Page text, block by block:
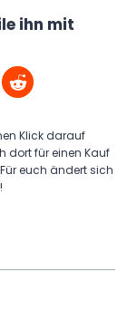
ihn mit
Klick darauf
dort für einen Kauf
euch ändert sich